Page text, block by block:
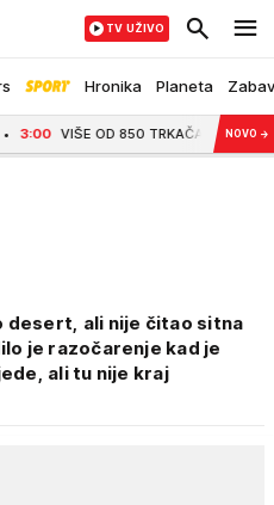
Hronika Planeta
TV UŽIVO
VIŠE OD 850 TRKAČA U SREMSKOJ
NOVO →
desert, ali nije čitao sitna
je razočarenje kad je
ali tu nije kraj